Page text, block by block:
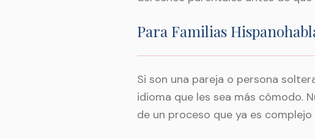
Para Familias
Si son una pareja o persona
idioma que les sea más cómodo.
de un proceso que ya es